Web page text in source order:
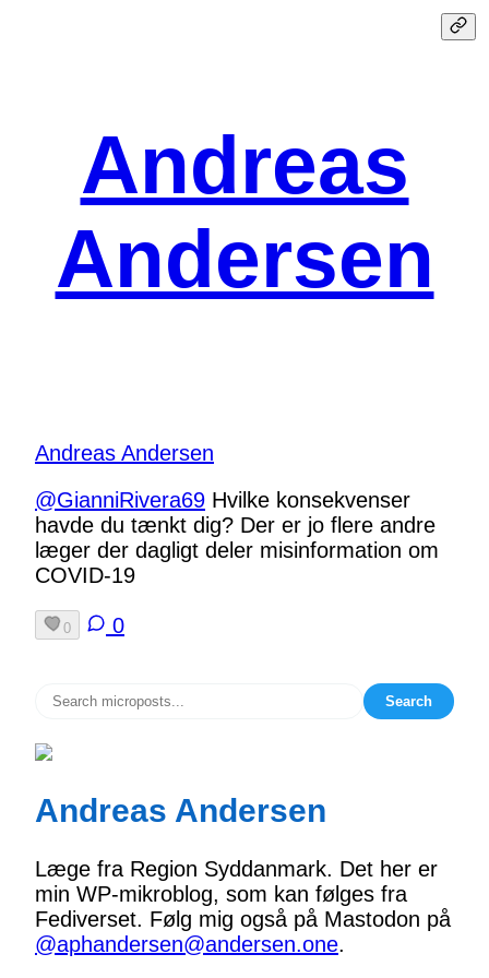
Andreas
Andersen
Andreas Andersen
@GianniRivera69 Hvilke konsekvenser
havde du tænkt dig? Der er jo flere andre
læger der dagligt deler misinformation om
COVID-19
0 0
Search
Andreas Andersen
Læge fra Region Syddanmark. Det her er
min WP-mikroblog, som kan følges fra
Fediverset. Følg mig også på Mastodon på
@aphandersen@andersen.one.